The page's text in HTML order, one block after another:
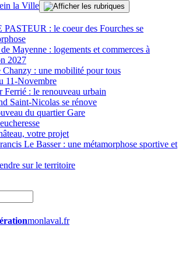
la Ville
: le coeur des Fourches se
Mayenne : logements et commerces à
2027
Chanzy : une mobilité pour tous
11-Novembre
Ferrié : le renouveau urbain
Saint-Nicolas se rénove
du quartier Gare
votre projet
Le Basser : une métamorphose sportive et
sur le territoire
monlaval.fr